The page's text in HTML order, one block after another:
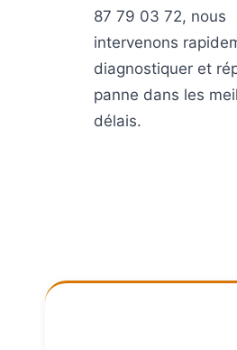
87 79 03 72, nous
intervenons
diagnostiquer et
panne dans les
délais.